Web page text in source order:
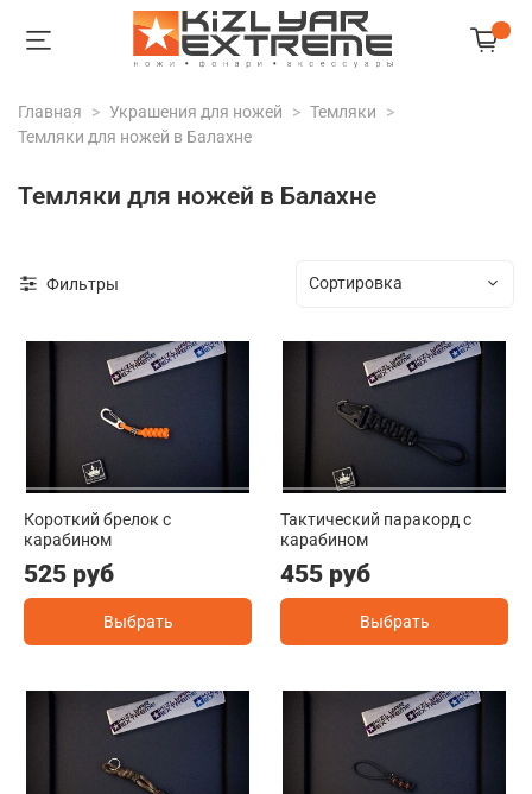
Главная Украшения для ножей
Темляки
Темляки для ножей в Балахне
Темляки для ножей в Балахне
Фильтры
Короткий брелок с
карабином
525 руб
Выбрать
Тактический паракорд с
карабином
455 руб
Выбрать